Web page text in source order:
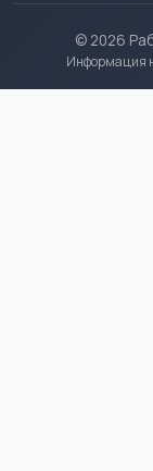
© 2026
Информация